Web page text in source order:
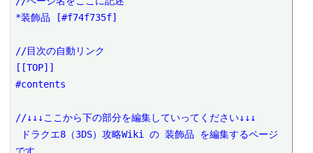
*装飾品 [#f74f735f]
//目次の自動リンク
[[TOP]]
#contents
//↓↓↓ここから下の部分を編集していってください↓↓↓
です。